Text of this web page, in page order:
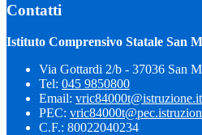
Contatti
Istituto Comprensivo Statale San
Via Gottardi 2/b - 37036 San
Tel: 045 9850800
Email: vric84000t@istruzione.it
PEC:
C.F.: 80022040234